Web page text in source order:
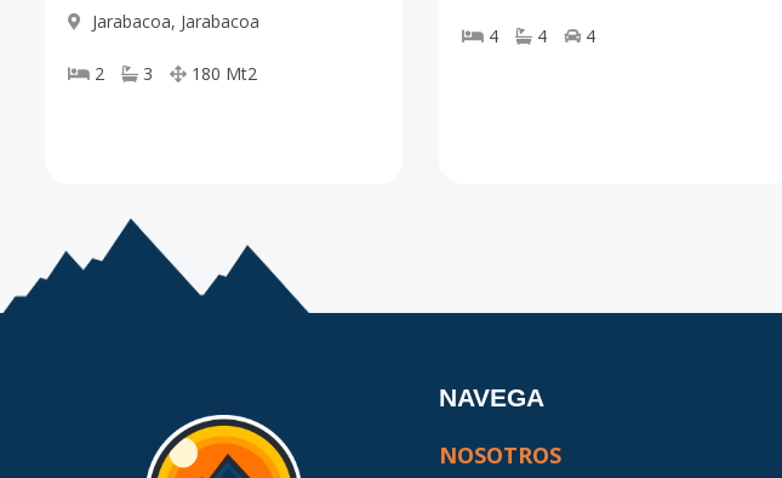
Jarabacoa, Jarabacoa
2 3 180 Mt2
4 4 4
NAVEGA
NOSOTROS